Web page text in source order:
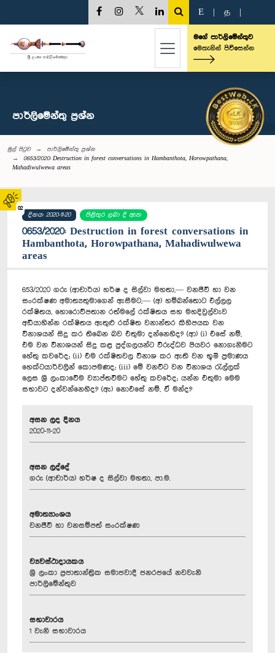
02
E த
මගේ පාර්ලිමේන්තුව
මෙතැනින් පිවිසෙන්න
පාර්ලි‌මේන්තු‌ ප්‍රශ්න
මුල් පිටුව
පාර්ලි‌මේන්තු‌ ප්‍රශ්න
0653/2020: Destruction in forest conversations in Hambanthota, Horowpathana,
Mahadiwulwewa areas
දිනය: 2020-11-20 පිළිතුර ලබා දී ඇත
0653/2020: Destruction in forest conversations in
Hambanthota, Horowpathana, Mahadiwulwewa
areas
653/2020 ගරු (ආචාර්ය) හර්ෂ ද සිල්වා මහතා,— වනජීවී හා වන
සංරක්ෂණ අමාත්‍යතුමාගෙන් ඇසීමට,— (අ) හම්බන්තොට එල්ලල
රක්ෂිතය, හොරොව්පතාන රත්මලේ රක්ෂිතය සහ මහදිවුල්වැව
අඩියාහින්න රක්ෂිතය ඇතුළු රක්ෂිත වනාන්තර කිහිපයක වන
විනාශයන් සිදු කර තිබෙන බව එතුමා දන්නෙහිද? (ආ) (i) එසේ නම්,
එම වන විනාශයන් සිදු කළ පුද්ගලයන්ට විරුද්ධව පියවර නොගැනිමට
හේතු කවරේද; (ii) එම රක්ෂිතවල විනාශ කර ඇති වන භූමි ප්‍රමාණය
හෙක්ටයාර්වලින් කොපමණද; (iii) මේ වනවිට වන විනාශය රැල්ලක්
ලෙස ශ්‍රී ලංකාවේම ව්‍යාප්තවීමට හේතු කවරේද; යන්න එතුමා මෙම
සභාවට දන්වන්නෙහිද? (ඇ) නොඑසේ නම්, ඒ මන්ද?
අසන ලද දිනය
2020-11-20
අසන ලද්දේ
ගරු (ආචාර්ය) හර්ෂ ද සිල්වා මහතා, පා.ම.
අමාත්‍යාංශය
වනජීවී හා වනසම්පත් සංරක්ෂණ
ව්‍යවස්ථාදායකය
ශ්‍රී ලංකා ප්‍රජාතාන්ත්‍රික සමාජවාදී ජනරජයේ නවවැනි
පාර්ලිමේන්තුව
සභාවාරය
1 වැනි සභාවාරය